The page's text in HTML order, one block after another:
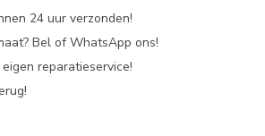
24 uur verzonden!
Bel of WhatsApp ons!
reparatieservice!